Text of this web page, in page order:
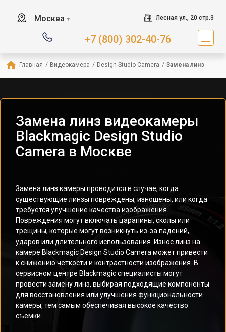
Москва ▼ Лесная ул., 20 стр.3
+7 (800) 302-40-76
Главная / Видеокамера / Design Studio Camera / Замена линз
Замена линз видеокамеры
Blackmagic Design Studio
Camera в Москве
Замена линз камеры проводится в случае, когда
существующие линзы повреждены, изношены, или когда
требуется улучшение качества изображения.
Повреждения могут включать царапины, сколы или
трещины, которые могут возникнуть из-за падений,
ударов или длительного использования. Износ линз на
камере Blackmagic Design Studio Camera может привести
к снижению четкости и контрастности изображения. В
сервисном центре Blackmagic специалисты могут
провести замену линз, выбирая подходящие компоненты
для восстановления или улучшения функциональности
камеры, тем самым обеспечивая высокое качество
съемки.